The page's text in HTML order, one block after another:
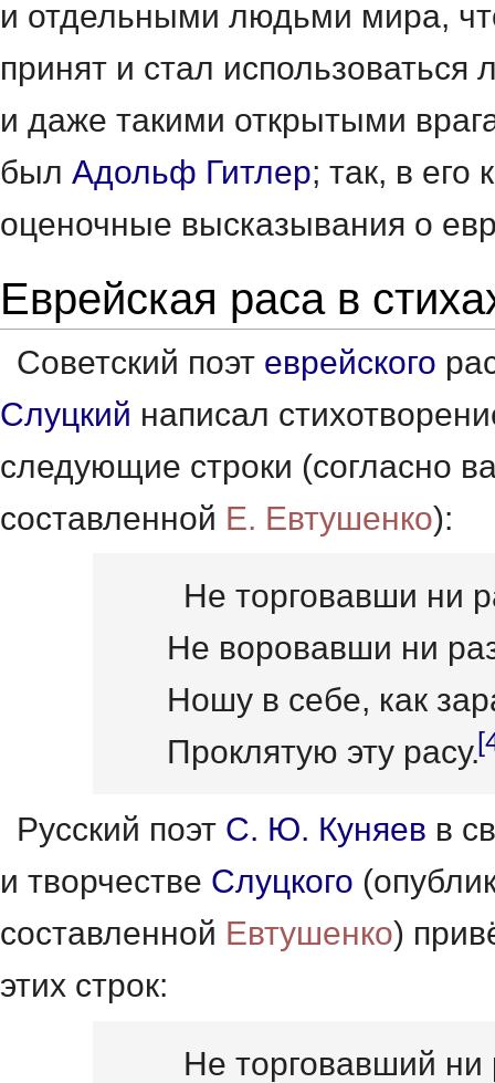
и отдельными людьми мира,
принят и стал
и даже такими открытыми
был Адольф Гитлер; так, в его
оценочные высказывания о
Еврейская раса в
Советский поэт еврейского
Слуцкий написал
следующие строки (согласно
составленной Е. Евтушенко):
Не торговавши ни
Не воровавши ни
Ношу в себе, как
Проклятую эту расу.
Русский поэт С. Ю. Куняев в
и творчестве Слуцкого
составленной Евтушенко)
этих строк:
Не торговавший ни